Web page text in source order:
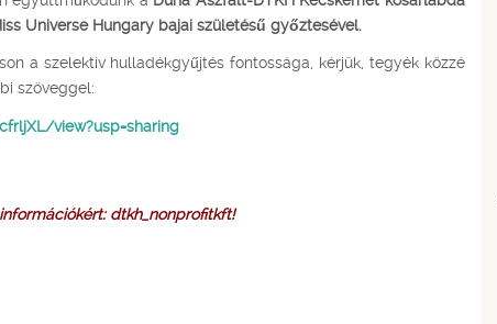
Universe Hungary bajai születésű győztesével.
a szelektív hulladékgyűjtés fontossága, kérjük, tegyék közzé
szöveggel:
view?usp=sharing
dtkh_nonprofitkft!